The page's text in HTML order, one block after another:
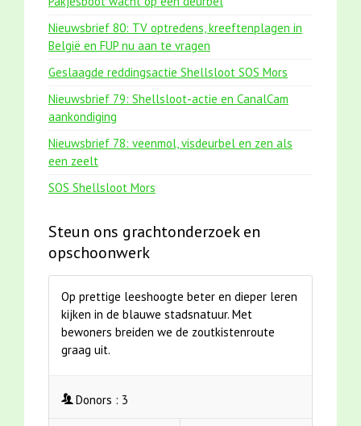
Nieuwsbrief 80: TV optredens, kreeftenplagen in
België en FUP nu aan te vragen
Geslaagde reddingsactie Shellsloot SOS Mors
Nieuwsbrief 79: Shellsloot-actie en CanalCam
aankondiging
Nieuwsbrief 78: veenmol, visdeurbel en zen als
een zeelt
SOS Shellsloot Mors
Steun ons grachtonderzoek en
opschoonwerk
Op prettige leeshoogte beter en dieper leren
kijken in de blauwe stadsnatuur. Met
bewoners breiden we de zoutkistenroute
graag uit.
Donors : 3